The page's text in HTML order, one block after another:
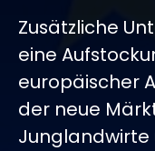
Zusätzliche
eine
europäischer
der neue
Junglandwirte